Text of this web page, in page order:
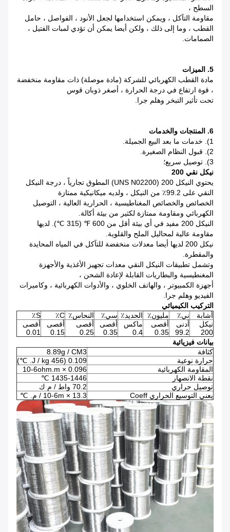
السطح ،
مقاومة التآكل ، ويمكن استخدامها لجعل الأنود ، الفواصل ، حامل
القطب ، وما إلى ذلك ، ولكن أيضا يمكن أن تؤدي لمبات الفتيل ،
الصمامات.
5. الميزات
مادة القطب الكهربائي للشركة (مادة موصلة) ذات مقاومة منخفضة
، قوة ارتفاع في درجة الحرارة ، أصغر ذوبان قوس
تحت تأثير التبخر وهلم جرا.
6. المنتجات والخدمات
1).
خدمات ما بعد البيع الجميلة.
2).
قبول النظام الصغيرة.
3).
توصيل سريع؛
نيكل نقي 200
يحتوي النيكل 200 (UNS N02200) المطوق تجارياً ، درجة النيكل
النقي على 99.2٪ من النيكل ، ولديه ميكانيكية ممتازة
الخصائص والخصائص المغناطيسية ، الحرارية العالية ، التوصيل
الكهربائي ومقاومة ممتازة لكثير من بيئة أكالة.
النيكل 200 مفيد في أي بيئة أقل من 600 ℉ (315 ℃).
لديها
مقاومة عالية لمحاليل الملح والقلوية.
نيكل 200 لديها أيضا معدلات منخفضة للتآكل في المياه المحايدة
والمقطرة.
وتشمل تطبيقات النيكل النقي معدات تجهيز الأغذية والأجهزة
المغنطيسية والبطاريات القابلة لإعادة الشحن ،
أجهزة الكمبيوتر ، والهاتف الخلوي ، والأدوات الكهربائية ، وكاميرات
الفيديو وهلم جرا.
التركيب الكيميائي
أشابة
ني٪ مليون٪ الحديد٪ سي٪ النحاس٪ C٪
S٪
نيكل
200
أدنى
99.2
أقصى
0.35
ماكس
0.4
أقصى
0.35
أقصى
0.25
أقصى
0.15
أقصى
0.01
بيانات فيزيائية
كثافة
8.89g / CM3
حرارة نوعية
0.109 (456 J / kg. ℃)
المقاومة الكهربائية
0.096 × 10-6ohm.m
نقطة الانصهار
1435-1446 ℃
توصيل حراري
70.2 واط / م ك
يعني التوسيع الحراري Coeff
13.3 × 10-6m / م. ℃